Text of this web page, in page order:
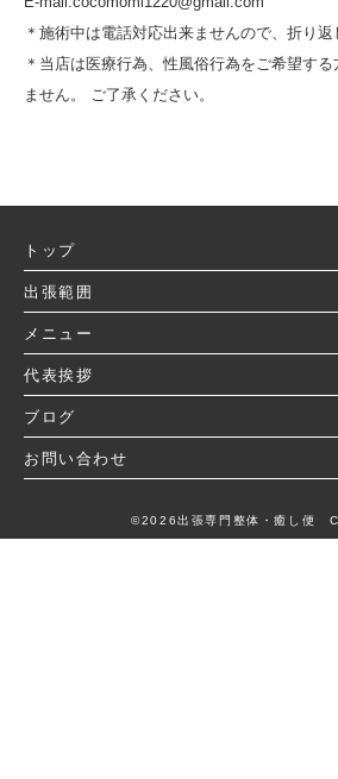
＊施術中は電話対応出来ませんので、折り返
＊当店は医療行為、性風俗行為をご希望す
ません。 ご了承ください。
トップ
出張範囲
メニュー
代表挨拶
ブログ
お問い合わせ
©2026出張専門整体・癒し便